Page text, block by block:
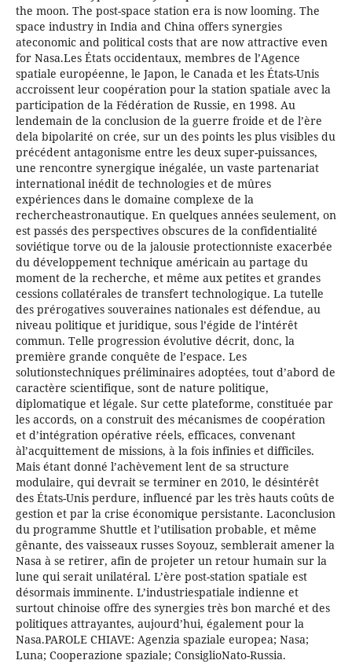
the moon. The post-space station era is now looming. The
space industry in India and China offers synergies
ateconomic and political costs that are now attractive even
for Nasa.Les États occidentaux, membres de l’Agence
spatiale européenne, le Japon, le Canada et les États-Unis
accroissent leur coopération pour la station spatiale avec la
participation de la Fédération de Russie, en 1998. Au
lendemain de la conclusion de la guerre froide et de l’ère
dela bipolarité on crée, sur un des points les plus visibles du
précédent antagonisme entre les deux super-puissances,
une rencontre synergique inégalée, un vaste partenariat
international inédit de technologies et de mûres
expériences dans le domaine complexe de la
rechercheastronautique. En quelques années seulement, on
est passés des perspectives obscures de la confidentialité
soviétique torve ou de la jalousie protectionniste exacerbée
du développement technique américain au partage du
moment de la recherche, et même aux petites et grandes
cessions collatérales de transfert technologique. La tutelle
des prérogatives souveraines nationales est défendue, au
niveau politique et juridique, sous l’égide de l’intérêt
commun. Telle progression évolutive décrit, donc, la
première grande conquête de l’espace. Les
solutionstechniques préliminaires adoptées, tout d’abord de
caractère scientifique, sont de nature politique,
diplomatique et légale. Sur cette plateforme, constituée par
les accords, on a construit des mécanismes de coopération
et d’intégration opérative réels, efficaces, convenant
àl’acquittement de missions, à la fois infinies et difficiles.
Mais étant donné l’achèvement lent de sa structure
modulaire, qui devrait se terminer en 2010, le désintérêt
des États-Unis perdure, influencé par les très hauts coûts de
gestion et par la crise économique persistante. Laconclusion
du programme Shuttle et l’utilisation probable, et même
gênante, des vaisseaux russes Soyouz, semblerait amener la
Nasa à se retirer, afin de projeter un retour humain sur la
lune qui serait unilatéral. L’ère post-station spatiale est
désormais imminente. L’industriespatiale indienne et
surtout chinoise offre des synergies très bon marché et des
politiques attrayantes, aujourd’hui, également pour la
Nasa.PAROLE CHIAVE: Agenzia spaziale europea; Nasa;
Luna; Cooperazione spaziale; ConsiglioNato-Russia.